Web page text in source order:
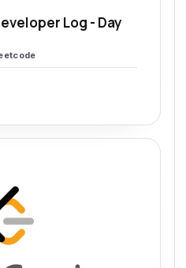
Log - Day